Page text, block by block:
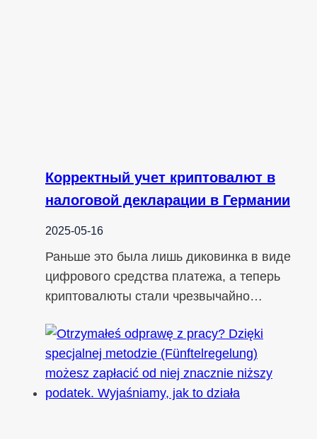
Корректный учет криптовалют в
налоговой декларации в Германии
2025-05-16
Раньше это была лишь диковинка в виде
цифрового средства платежа, а теперь
криптовалюты стали чрезвычайно…